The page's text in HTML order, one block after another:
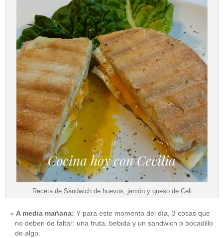
Receta de Sandwich de huevos, jamón y queso de Celi
A media mañana: Y para este momento del día, 3 cosas que
no deben de faltar: una fruta, bebida y un sandwich o bocadillo
de algo.